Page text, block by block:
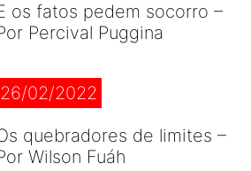
os fatos pedem socorro –
Percival Puggina
26/02/2022
quebradores de limites –
Wilson Fuáh